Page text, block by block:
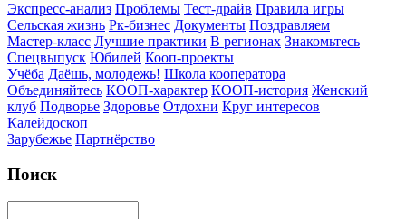
Экспресс-анализ Проблемы Тест-драйв Правила игры
Сельская жизнь Рк-бизнес Документы Поздравляем
Мастер-класс Лучшие практики В регионах Знакомьтесь
Спецвыпуск Юбилей Кооп-проекты
Учёба Даёшь, молодежь! Школа кооператора
Объединяйтесь КООП-характер КООП-история Женский
клуб Подворье Здоровье Отдохни Круг интересов
Калейдоскоп
Зарубежье Партнёрство
Поиск